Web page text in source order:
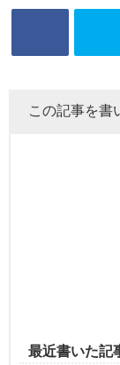
この記事を書
最近書いた記